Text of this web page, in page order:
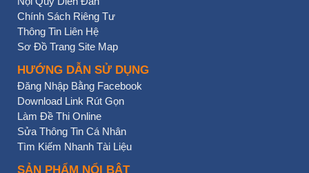
Chính Sách Riêng Tư
Thông Tin Liên Hệ
Sơ Đồ Trang Site Map
HƯỚNG DẪN SỬ DỤNG
Đăng Nhập Bằng Facebook
Download Link Rút Gọn
Làm Đề Thi Online
Sửa Thông Tin Cá Nhân
Tìm Kiếm Nhanh Tài Liệu
SẢN PHẨM NỔI BẬT